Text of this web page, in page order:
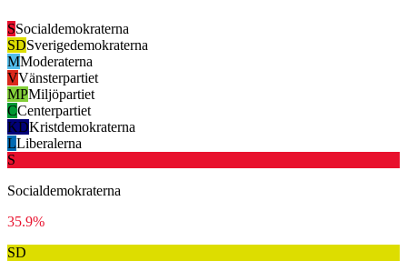
SSocialdemokraterna
SDSverigedemokraterna
MModeraterna
VVänsterpartiet
MPMiljöpartiet
CCenterpartiet
KDKristdemokraterna
LLiberalerna
S
Socialdemokraterna
35.9%
SD